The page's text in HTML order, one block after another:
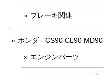
ブレーキ関連
ホンダ - CS90 CL90
エンジンパーツ